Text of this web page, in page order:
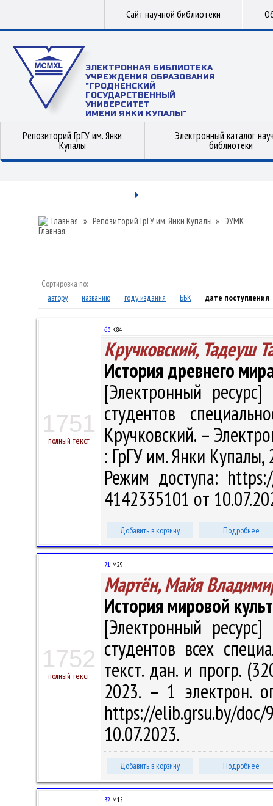
Сайт научной библиотеки
ЭЛЕКТРОННАЯ БИБЛИОТЕКА
УЧРЕЖДЕНИЯ ОБРАЗОВАНИЯ
"ГРОДНЕНСКИЙ
ГОСУДАРСТВЕННЫЙ
УНИВЕРСИТЕТ
ИМЕНИ ЯНКИ КУПАЛЫ"
Репозиторий ГрГУ им. Янки
Купалы
Электронный каталог
библиотеки
Главная » Репозиторий ГрГУ им. Янки Купалы » ЭУМК
Сортировка по:
автору
названию году издания ББК дате поступления
1751
полный текст
63 К84
Кручковский, Тадеуш
История древнего
[Электронный
студентов
Кручковский. –
: ГрГУ им. Янки Купалы,
Режим доступа:
4142335101 от
Добавить в корзину Подробнее
1752
полный текст
71 М29
Мартён, Майя
История мировой
[Электронный
студентов всех
текст. дан. и прогр.
2023. – 1 электрон.
https://elib.grsu.by/
10.07.2023.
Добавить в корзину Подробнее
32 М15